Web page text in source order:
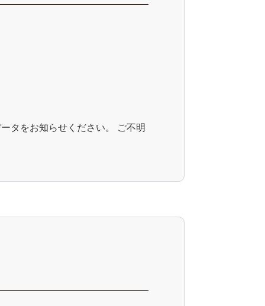
タをお知らせください。 ご不明